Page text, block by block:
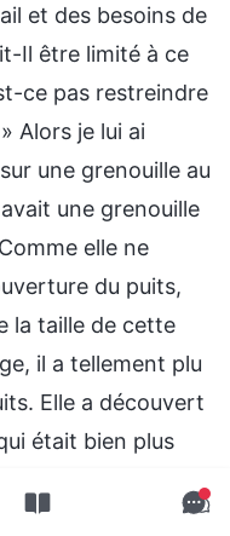
et des besoins de
Il être limité à ce
ce pas restreindre
Alors je lui ai
une grenouille au
avait une grenouille
elle ne
du puits,
la taille de cette
il a tellement plu
Elle a découvert
était bien plus
était au